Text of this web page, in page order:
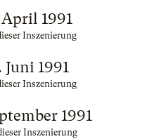
1991
Inszenierung
1991
Inszenierung
1991
Inszenierung